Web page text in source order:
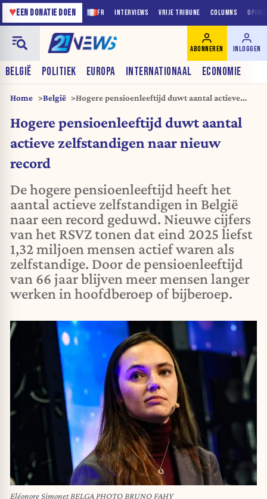
FR INTERVIEWS VRIJE TRIBUNE COLUMNS
♥EEN DONATIE DOEN
BELGIË POLITIEK EUROPA INTERNATIONAAL ECONOMIE
ABONNEREN INLOGGEN
Home België
Hogere pensioenleeftijd duwt aantal actieve
Hogere pensioenleeftijd duwt aantal
actieve zelfstandigen naar nieuw
record
De hogere pensioenleeftijd heeft het
aantal actieve zelfstandigen in België
naar een record geduwd. Nieuwe cijfers
van het RSVZ tonen dat eind 2025 liefst
1,32 miljoen mensen actief waren als
zelfstandige. Door de pensioenleeftijd
van 66 jaar blijven meer mensen langer
werken in hoofdberoep of bijberoep.
Eléonore Simonet BELGA PHOTO BRUNO FAHY